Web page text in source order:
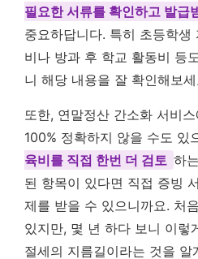
필요한 서류를 확인하고 발급
중요하답니다. 특히 초등학생
비나 방과 후 학교 활동비 등
니 해당 내용을 잘 확인해보
또한, 연말정산 간소화 서비
100% 정확하지 않을 수도 있
육비를 직접 한번 더 검토 하
된 항목이 있다면 직접 증빙
제를 받을 수 있으니까요. 처
있지만, 몇 년 하다 보니 이렇
절세의 지름길이라는 것을